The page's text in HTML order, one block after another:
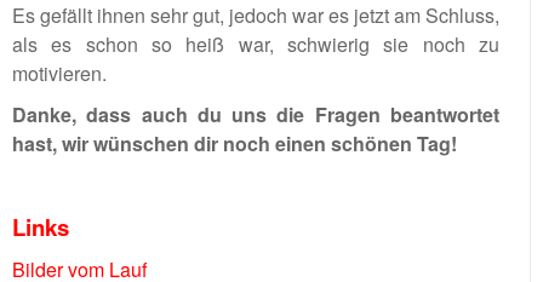
Es gefällt ihnen sehr gut, jedoch war es jetzt am Schluss,
als es schon so heiß war, schwierig sie noch zu
motivieren.
Danke, dass auch du uns die Fragen beantwortet
hast, wir wünschen dir noch einen schönen Tag!
Links
Bilder vom Lauf